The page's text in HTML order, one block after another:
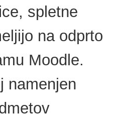
spletne
na odprto
Moodle.
namenjen